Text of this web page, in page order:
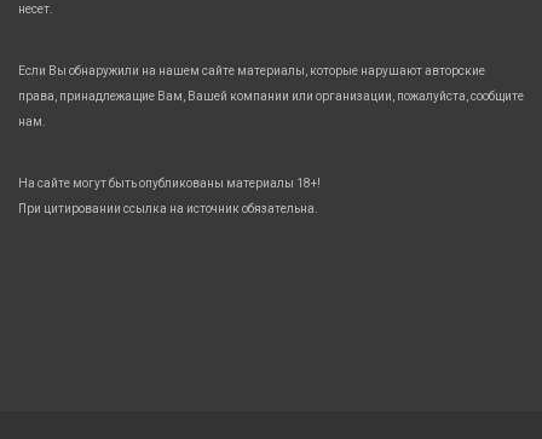
несет.
Если Вы обнаружили на нашем сайте материалы, которые нарушают авторские
права, принадлежащие Вам, Вашей компании или организации, пожалуйста, сообщите
нам.
На сайте могут быть опубликованы материалы 18+!
При цитировании ссылка на источник обязательна.